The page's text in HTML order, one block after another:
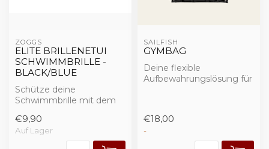
ZOGGS
ELITE BRILLENETUI
SCHWIMMBRILLE -
BLACK/BLUE
Schütze deine
Schwimmbrille mit dem
– aus robustem Durap...
€9,90
Auf Lager
SAILFISH
GYMBAG
Deine flexible
Aufbewahrungslösung für
€18,00
-